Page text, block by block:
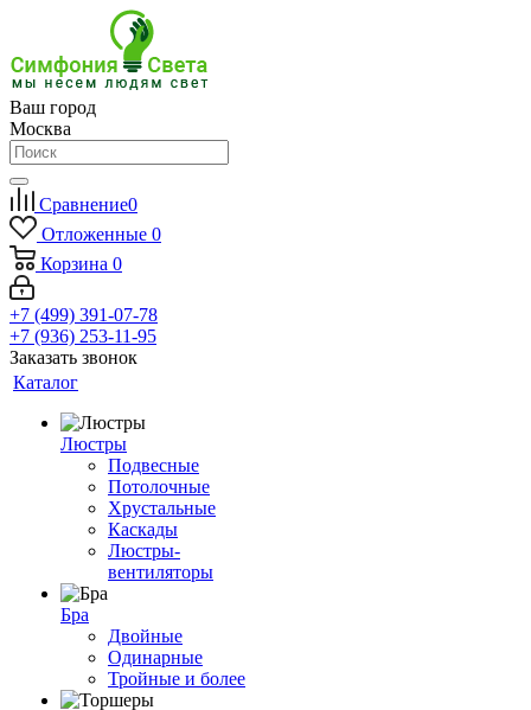
Ваш город
Москва
Сравнение0
Отложенные 0
Корзина 0
+7 (499) 391-07-78
+7 (936) 253-11-95
Заказать звонок
Каталог
Люстры
Подвесные
Потолочные
Хрустальные
Каскады
Люстры-
вентиляторы
Бра
Двойные
Одинарные
Тройные и более